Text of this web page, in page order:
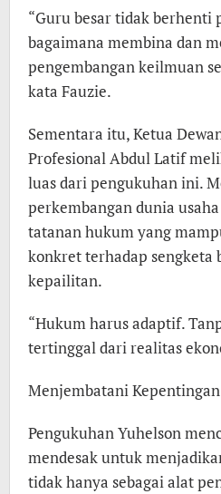
“Guru besar tidak berhenti
bagaimana membina dan
pengembangan keilmuan
kata Fauzie.
Sementara itu, Ketua
Profesional Abdul Latif
luas dari pengukuhan ini.
perkembangan dunia
tatanan hukum yang
konkret terhadap sengketa
kepailitan.
“Hukum harus adaptif.
tertinggal dari realitas
Menjembatani Kepentingan
Pengukuhan Yuhelson
mendesak untuk
tidak hanya sebagai alat